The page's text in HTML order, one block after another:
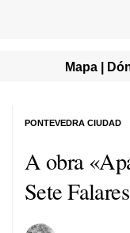
Mapa |
A obra
Sete
PONTEVEDRA CIUDAD